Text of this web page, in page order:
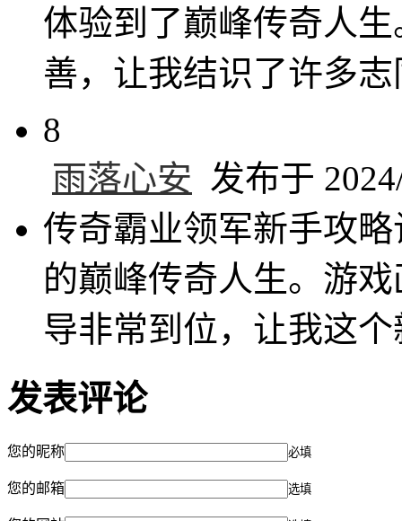
体验到了巅峰传奇人
善，让我结识了许多
8
雨落心安 发布于
传奇霸业领军新手攻
的巅峰传奇人生。游
导非常到位，让我这
发表评论
您的昵称 必填
您的邮箱 选填